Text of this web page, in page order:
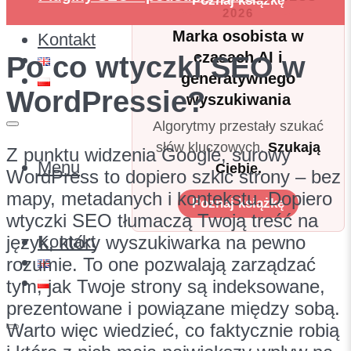
Kontakt
Menu
2026
Marka osobista w
czasach AI i
generatywnego
wyszukiwania
Algorytmy przestały szukać
słów kluczowych.Szukają
Ciebie.
Poznaj książkę
Kontakt
Po co wtyczki SEO w
WordPressie?
Z punktu widzenia Google, surowy
WordPress to dopiero szkic strony – bez
mapy, metadanych i kontekstu. Dopiero
wtyczki SEO tłumaczą Twoją treść na
język, który wyszukiwarka na pewno
rozumie. To one pozwalają zarządzać
tym, jak Twoje strony są indeksowane,
prezentowane i powiązane między sobą.
Warto więc wiedzieć, co faktycznie robią